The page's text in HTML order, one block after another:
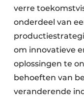
verre
onderdeel van
om innovatieve
oplossingen te
behoeften van
veranderende